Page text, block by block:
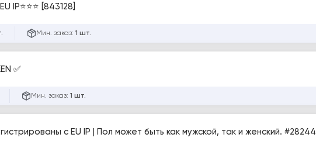
IP⭐⭐⭐ [843128]
Мин. заказ: 1 шт.
✅
Мин. заказ: 1 шт.
с EU IP | Пол может быть как мужской, так и женский. #28244